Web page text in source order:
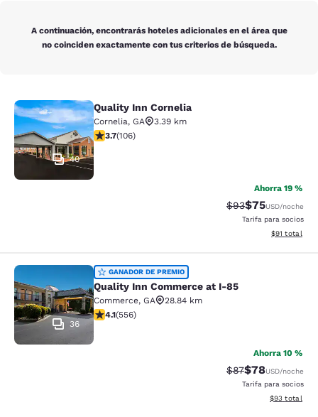
A continuación, encontrarás hoteles adicionales en el área que
no coinciden exactamente con tus criterios de búsqueda.
Quality Inn Cornelia
40
Quality Inn Cornelia
Cornelia, GA
3.39 km
calificación de 3.69 estrellas. Bueno. 106 reseñas
3.7(106)
Ahorra 19 %
Precio tachado:
$93Precio con
$75USD/noche
Tarifa para socios
Ver detalles
$91 total
Quality Inn Commerce at I-85
36
GANADOR DE PREMIO
Quality Inn Commerce at I-85
Commerce, GA
28.84 km
calificación de 4.07 estrellas. Muy bueno. 556 reseñas
4.1(556)
Ahorra 10 %
Precio tachado:
$87Precio con
$78USD/noche
Tarifa para socios
Ver detalles
$93 total